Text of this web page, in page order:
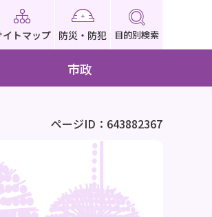
イトマップ 防災・防犯 目的別検索
市政
ページID：643882367